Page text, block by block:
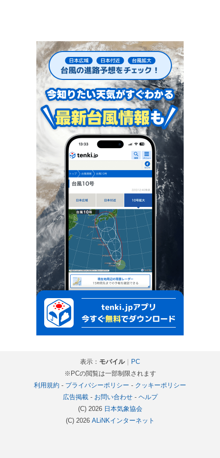
表示： モバイル｜
PC
※PCの閲覧は一部制限されます
利用規約 - プライバシーポリシー - クッキーポリシー
広告掲載- お問い合わせ- ヘルプ
(C) 2026 日本気象協会
(C) 2026 ALiNKインターネット